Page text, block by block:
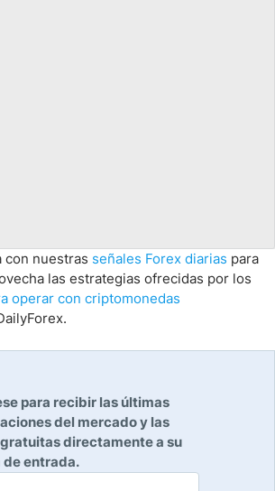
con nuestras señales Forex diarias para
las estrategias ofrecidas por los
operar con criptomonedas
para recibir las últimas
del mercado y las
directamente a su
de entrada.